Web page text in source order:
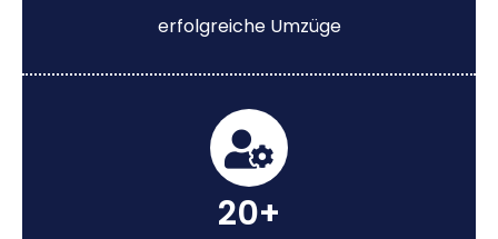
erfolgreiche Umzüge
20+